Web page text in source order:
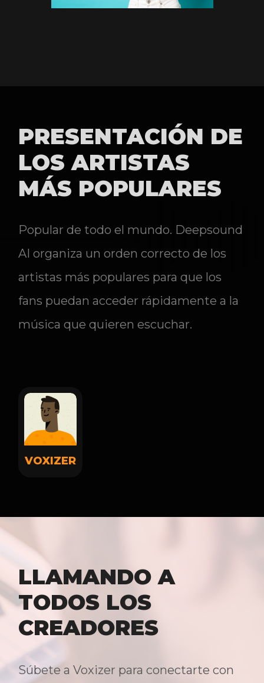
PRESENTACIÓN DE
LOS ARTISTAS
MÁS POPULARES
Popular de todo el mundo. Deepsound
AI organiza un orden correcto de los
artistas más populares para que los
fans puedan acceder rápidamente a la
música que quieren escuchar.
VOXIZER
LLAMANDO A
TODOS LOS
CREADORES
Súbete a Voxizer para conectarte con